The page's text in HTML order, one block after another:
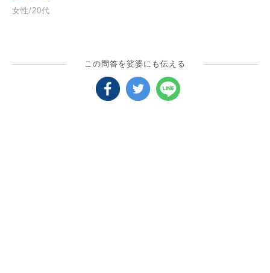
女性/20代
この問答を娑婆にも伝える